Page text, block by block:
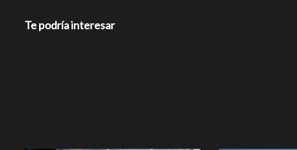
Te podría interesar